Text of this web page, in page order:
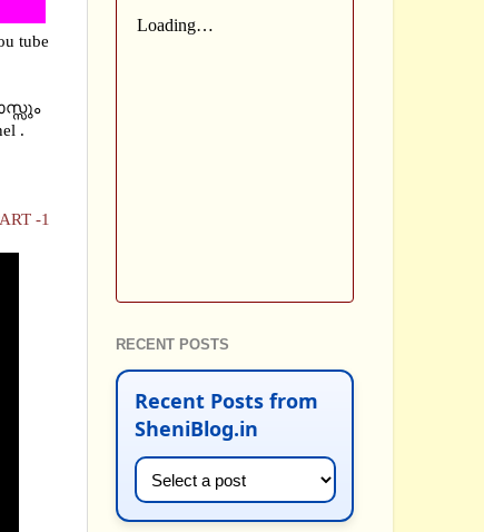
tube
.
-1
RECENT POSTS
Recent Posts from
SheniBlog.in